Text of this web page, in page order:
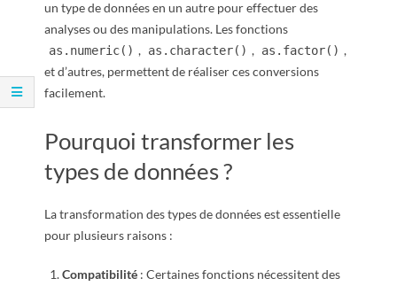
un type de données en un autre pour effectuer des
analyses ou des manipulations. Les fonctions
as.numeric() , as.character() , as.factor() ,
et d’autres, permettent de réaliser ces conversions
facilement.
Pourquoi transformer les
types de données ?
La transformation des types de données est essentielle
pour plusieurs raisons :
Compatibilité : Certaines fonctions nécessitent des